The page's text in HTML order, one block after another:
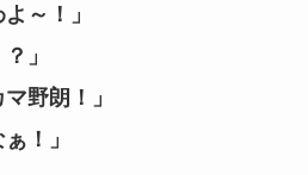
～！」
」
野朗！」
！」